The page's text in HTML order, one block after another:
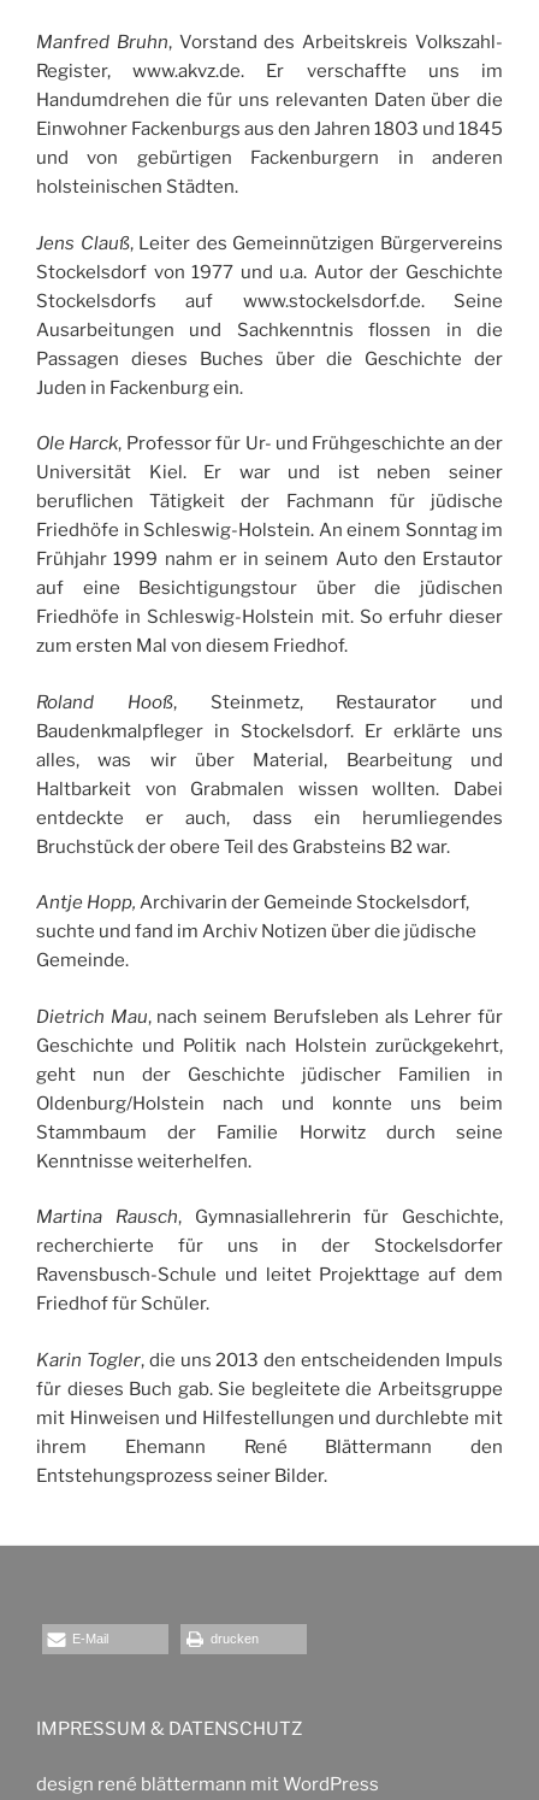
Manfred Bruhn, Vorstand des Arbeitskreis Volkszahl-
Register, www.akvz.de. Er verschaffte uns im
Handumdrehen die für uns relevanten Daten über die
Einwohner Fackenburgs aus den Jahren 1803 und 1845
und von gebürtigen Fackenburgern in anderen
holsteinischen Städten.
Jens Clauß, Leiter des Gemeinnützigen Bürgervereins
Stockelsdorf von 1977 und u.a. Autor der Geschichte
Stockelsdorfs auf www.stockelsdorf.de. Seine
Ausarbeitungen und Sachkenntnis flossen in die
Passagen dieses Buches über die Geschichte der
Juden in Fackenburg ein.
Ole Harck, Professor für Ur- und Frühgeschichte an der
Universität Kiel. Er war und ist neben seiner
beruflichen Tätigkeit der Fachmann für jüdische
Friedhöfe in Schleswig-Holstein. An einem Sonntag im
Frühjahr 1999 nahm er in seinem Auto den Erstautor
auf eine Besichtigungstour über die jüdischen
Friedhöfe in Schleswig-Holstein mit. So erfuhr dieser
zum ersten Mal von diesem Friedhof.
Roland Hooß, Steinmetz, Restaurator und
Baudenkmalpfleger in Stockelsdorf. Er erklärte uns
alles, was wir über Material, Bearbeitung und
Haltbarkeit von Grabmalen wissen wollten. Dabei
entdeckte er auch, dass ein herumliegendes
Bruchstück der obere Teil des Grabsteins B2 war.
Antje Hopp, Archivarin der Gemeinde Stockelsdorf,
suchte und fand im Archiv Notizen über die jüdische
Gemeinde.
Dietrich Mau, nach seinem Berufsleben als Lehrer für
Geschichte und Politik nach Holstein zurückgekehrt,
geht nun der Geschichte jüdischer Familien in
Oldenburg/Holstein nach und konnte uns beim
Stammbaum der Familie Horwitz durch seine
Kenntnisse weiterhelfen.
Martina Rausch, Gymnasiallehrerin für Geschichte,
recherchierte für uns in der Stockelsdorfer
Ravensbusch-Schule und leitet Projekttage auf dem
Friedhof für Schüler.
Karin Togler, die uns 2013 den entscheidenden Impuls
für dieses Buch gab. Sie begleitete die Arbeitsgruppe
mit Hinweisen und Hilfestellungen und durchlebte mit
ihrem Ehemann René Blättermann den
Entstehungsprozess seiner Bilder.
E-Mail drucken
IMPRESSUM & DATENSCHUTZ
design rené blättermann mit WordPress